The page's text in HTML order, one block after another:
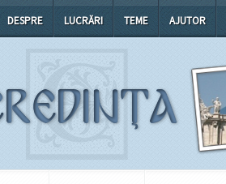
DESPRE LUCRĂRI TEME AJUTOR